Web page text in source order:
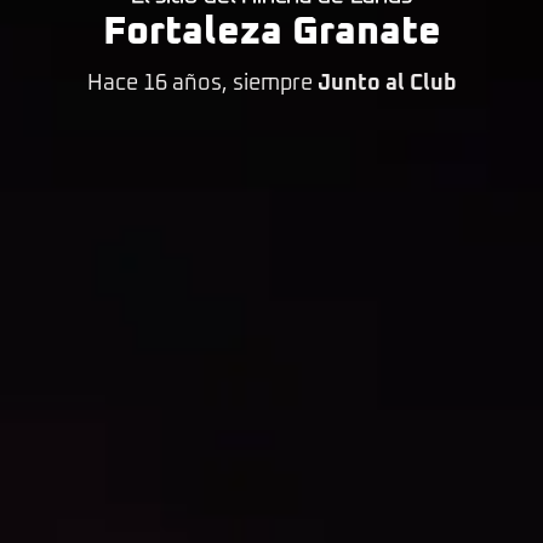
Fortaleza Granate
Hace 16 años, siempre Junto al Club